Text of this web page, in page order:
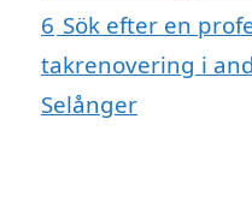
6 Sök efter en
takrenovering i
Selånger